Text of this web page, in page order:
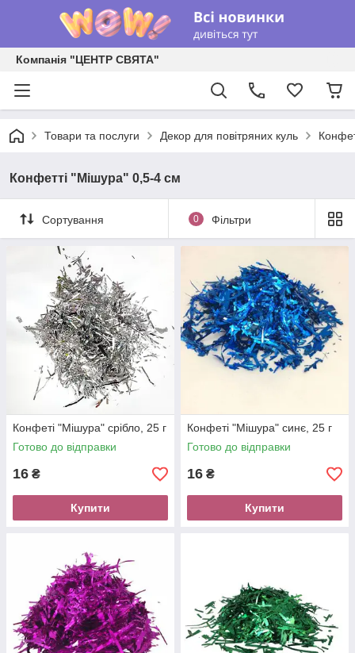
Компанія "ЦЕНТР СВЯТА"
Товари та послуги Декор для повітряних куль
Конфетті "Мішура" 0,5-4 см
Сортування 0 Фільтри
Конфеті "Мішура" срібло, 25 г
Готово до відправки
16 ₴
Купити
Конфеті "Мішура" синє, 25 г
Готово до відправки
16 ₴
Купити